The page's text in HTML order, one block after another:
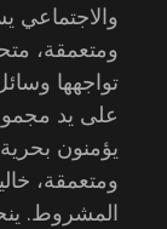
والاجتماعي
ومتعمقة،
على يد
يؤمنون
ومتعمقة،
المشروط.